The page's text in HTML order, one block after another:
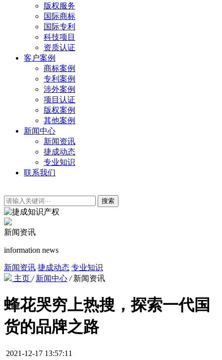
版权服务
国际商标
国际专利
科技项目
资质认证
客户案例
商标案例
专利案例
涉外案例
项目认证
版权案例
其他案例
新闻中心
新闻资讯
捷成动态
专业知识
联系我们
搜索
新闻资讯
information news
新闻资讯 捷成动态 专业知识
主页 / 新闻中心 / 新闻资讯
蜂花哭穷上热搜，探索一代国
货的品牌之路
2021-12-17 13:57:11